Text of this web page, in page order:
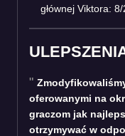
głównej Viktora:
oferowanymi na
graczom jak
otrzymywać w